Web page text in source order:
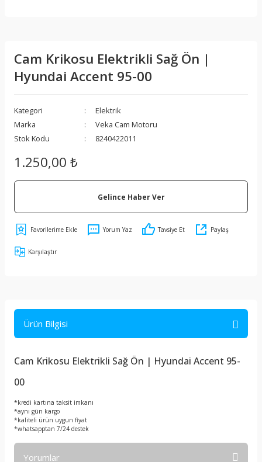
Cam Krikosu Elektrikli Sağ Ön |
Hyundai Accent 95-00
Kategori
Elektrik
Marka
Veka Cam Motoru
Stok Kodu
8240422011
1.250,00 ₺
Gelince Haber Ver
Yorum Yaz Tavsiye Et Paylaş
Karşılaştır
Ürün Bilgisi
Cam Krikosu Elektrikli Sağ Ön | Hyundai Accent 95-
00
*kredi kartına taksit imkanı
*aynı gün kargo
*kaliteli ürün uygun fiyat
*whatsapptan 7/24 destek
Yorumlar